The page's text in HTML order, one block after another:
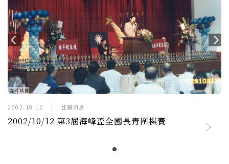
2002.10.12 | 比賽訊息
2002/10/12 第3屆海峰盃全國長青圍棋賽